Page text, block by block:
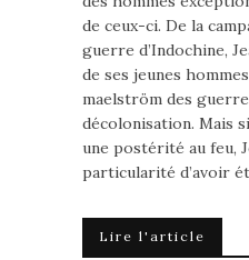
de ceux-ci. De la
guerre d’Indochine,
de ses jeunes
maelström des
décolonisation. Mais
une postérité au feu,
particularité d’avoir
Lire l'article